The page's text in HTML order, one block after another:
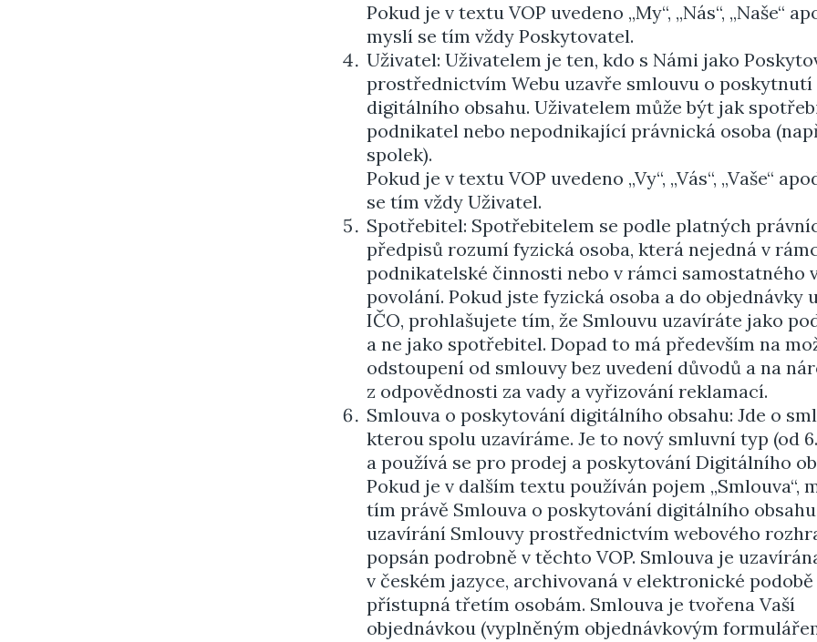
Pokud je v textu VOP uvedeno „My“, „Nás“, „Naše“
myslí se tím vždy Poskytovatel.
Uživatel: Uživatelem je ten, kdo s Námi jako
prostřednictvím Webu uzavře smlouvu o poskytnutí
digitálního obsahu. Uživatelem může být jak
podnikatel nebo nepodnikající právnická osoba
spolek).
Pokud je v textu VOP uvedeno „Vy“, „Vás“, „Vaše“
se tím vždy Uživatel.
Spotřebitel: Spotřebitelem se podle platných
předpisů rozumí fyzická osoba, která nejedná v
podnikatelské činnosti nebo v rámci samostatného
povolání. Pokud jste fyzická osoba a do objednávky
IČO, prohlašujete tím, že Smlouvu uzavíráte jako
a ne jako spotřebitel. Dopad to má především na
odstoupení od smlouvy bez uvedení důvodů a na
z odpovědnosti za vady a vyřizování reklamací.
Smlouva o poskytování digitálního obsahu: Jde o
kterou spolu uzavíráme. Je to nový smluvní typ (od 6.
a používá se pro prodej a poskytování Digitálního
Pokud je v dalším textu používán pojem „Smlouva“,
tím právě Smlouva o poskytování digitálního
uzavírání Smlouvy prostřednictvím webového
popsán podrobně v těchto VOP. Smlouva je
v českém jazyce, archivovaná v elektronické
přístupná třetím osobám. Smlouva je tvořena Vaší
objednávkou (vyplněným objednávkovým